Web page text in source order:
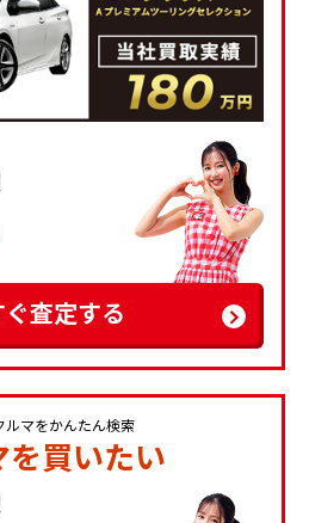
査定する
ルマをかんたん検索
を買いたい